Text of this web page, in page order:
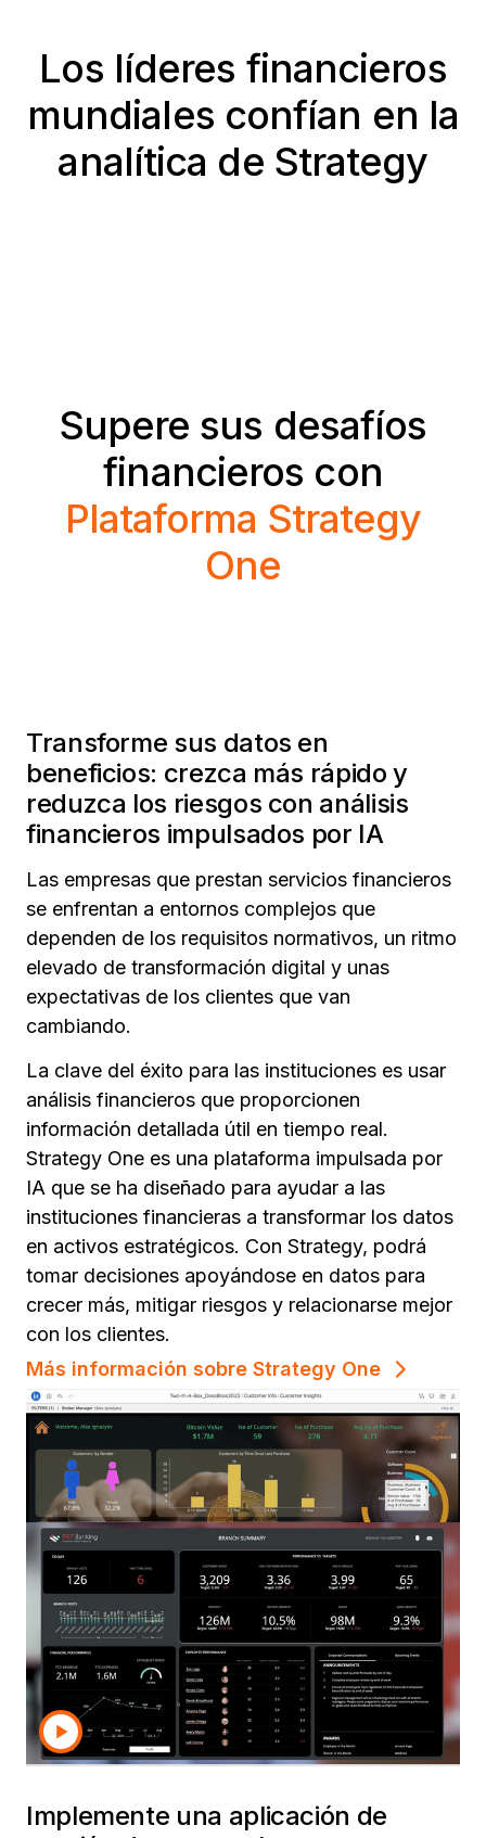
Los líderes financieros
mundiales confían en la
analítica de Strategy
Supere sus desafíos
financieros con
Plataforma Strategy
One
Transforme sus datos en
beneficios: crezca más rápido y
reduzca los riesgos con análisis
financieros impulsados por IA
Las empresas que prestan servicios financieros
se enfrentan a entornos complejos que
dependen de los requisitos normativos, un ritmo
elevado de transformación digital y unas
expectativas de los clientes que van
cambiando.
La clave del éxito para las instituciones es usar
análisis financieros que proporcionen
información detallada útil en tiempo real.
Strategy One es una plataforma impulsada por
IA que se ha diseñado para ayudar a las
instituciones financieras a transformar los datos
en activos estratégicos. Con Strategy, podrá
tomar decisiones apoyándose en datos para
crecer más, mitigar riesgos y relacionarse mejor
con los clientes.
Más información sobre Strategy One
Implemente una aplicación de